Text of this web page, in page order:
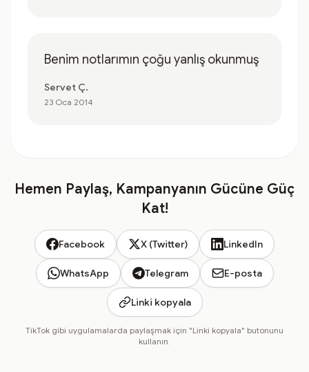
Benim notlarımın çoğu yanlış okunmuş
Servet Ç.
23 Oca 2014
Hemen Paylaş, Kampanyanın Gücüne Güç
Kat!
Facebook X (Twitter) LinkedIn
WhatsApp Telegram E-posta
Linki kopyala
TikTok gibi uygulamalarda paylaşmak için "Linki kopyala" butonunu
kullanın.